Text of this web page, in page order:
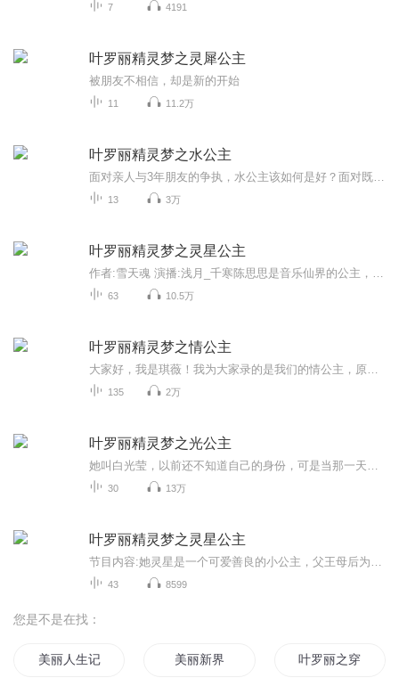
7 4191
叶罗丽精灵梦之灵犀公主
被朋友不相信，却是新的开始
11 11.2万
叶罗丽精灵梦之水公主
13 3万
叶罗丽精灵梦之灵星公主
63 10.5万
叶罗丽精灵梦之情公主
135 2万
叶罗丽精灵梦之光公主
30 13万
叶罗丽精灵梦之灵星公主
43 8599
您是不是在找：
美丽人生记 美丽新界 叶罗丽之穿越斗